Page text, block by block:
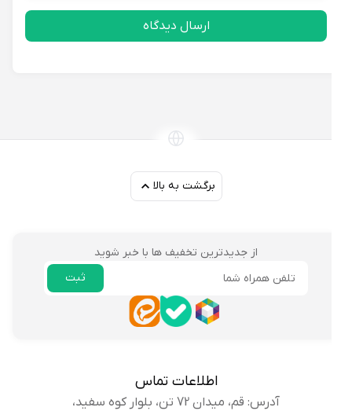
ارسال دیدگاه
برگشت به بالا
از جدیدترین تخفیف ها با خبر شوید
اطلاعات تماس
آدرس: قم، میدان 72 تن، بلوار کوه سفید،